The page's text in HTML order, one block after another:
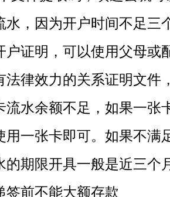
水，因为开户时间不足三
户证明，可以使用父母或
法律效力的关系证明文件
流水余额不足，如果一张
用一张卡即可。如果不满
的期限开具一般是近三个
签前不能大额存款